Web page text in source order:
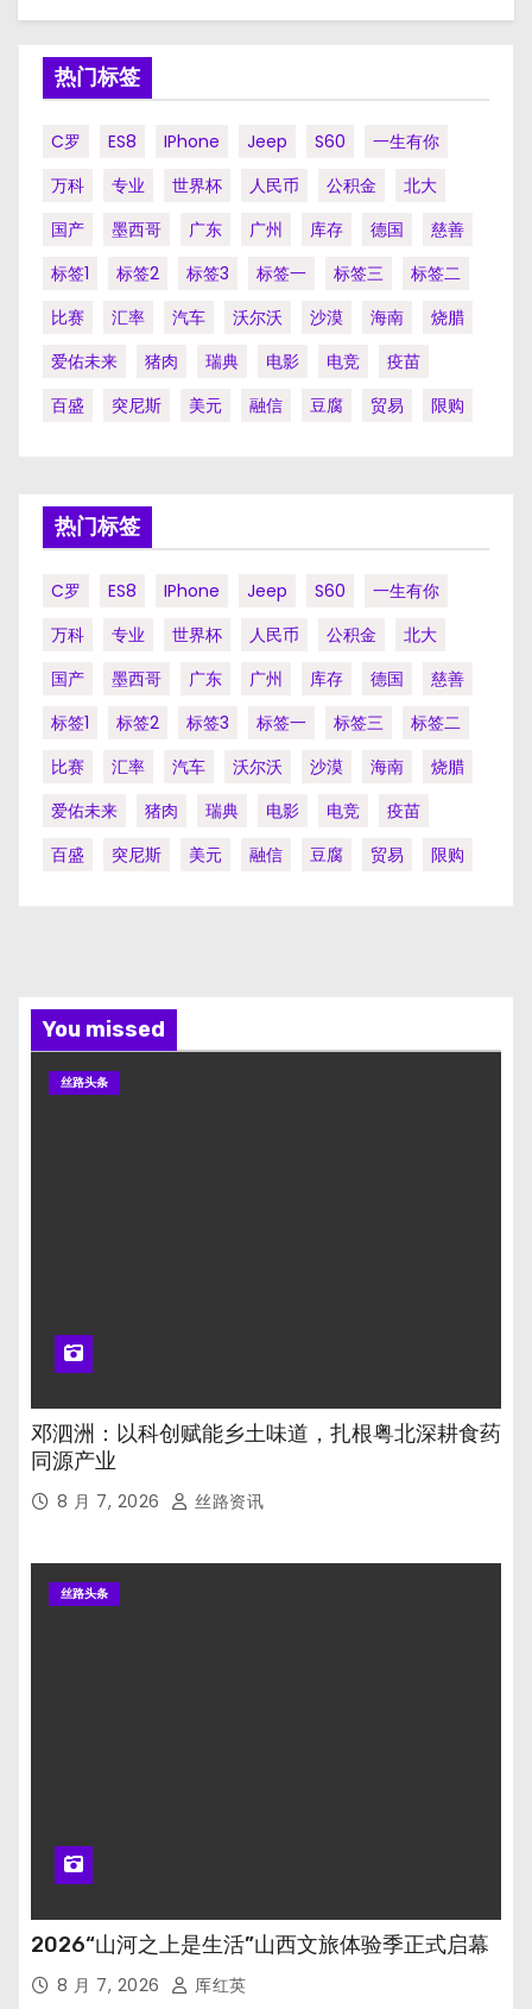
热门标签
C罗 ES8 IPhone Jeep S60
一生有你
万科
专业 世界杯 人民币 公积金
北大
国产
墨西哥 广东 广州 库存 德国
慈善
标签1
标签2 标签3 标签一 标签三
标签二
比赛
汇率 汽车 沃尔沃 沙漠 海南
烧腊
爱佑未来
猪肉 瑞典 电影 电竞
疫苗
百盛
突尼斯 美元 融信 豆腐 贸易 限购
热门标签
C罗 ES8 IPhone Jeep S60
一生有你
万科
专业 世界杯 人民币 公积金
北大
国产
墨西哥 广东 广州 库存 德国
慈善
标签1
标签2 标签3 标签一 标签三
标签二
比赛
汇率 汽车 沃尔沃 沙漠 海南
烧腊
爱佑未来
猪肉 瑞典 电影 电竞
疫苗
百盛
突尼斯 美元 融信 豆腐 贸易 限购
You missed
丝路头条
邓泗洲：以科创赋能乡土味道，扎根粤北深耕食药
同源产业
8 月 7, 2026 丝路资讯
丝路头条
2026“山河之上是生活”山西文旅体验季正式启幕
8 月 7, 2026 厍红英